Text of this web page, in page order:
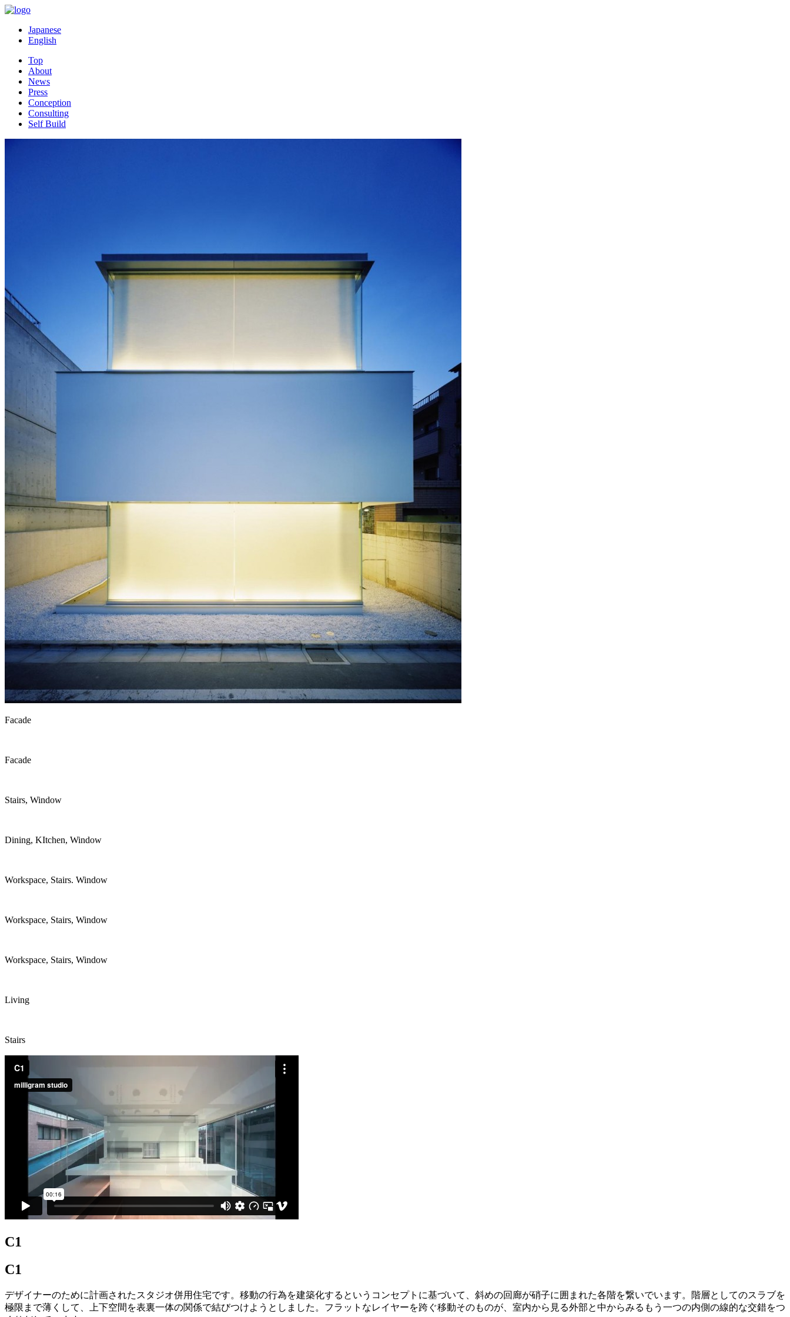
Japanese
English
Top
About
News
Press
Conception
Consulting
Self Build
Facade
Facade
Stairs, Window
Dining, KItchen, Window
Workspace, Stairs. Window
Workspace, Stairs, Window
Workspace, Stairs, Window
Living
Stairs
C1
C1
デザイナーのために計画されたスタジオ併用住宅です。移動の行為を建築化するというコンセプトに基づいて、斜めの回廊が硝子に囲まれた各階を繋いでいます。階層としてのスラブを
極限まで薄くして、上下空間を表裏一体の関係で結びつけようとしました。フラットなレイヤーを跨ぐ移動そのものが、室内から見る外部と中からみるもう一つの内側の線的な交錯をつ